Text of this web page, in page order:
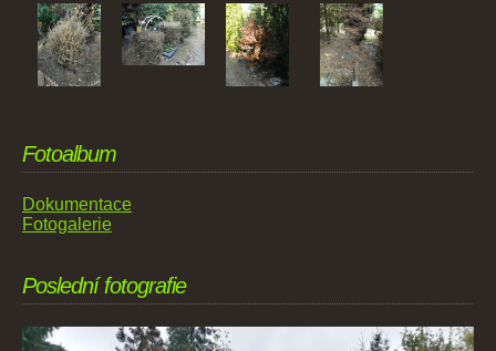
Fotoalbum
Dokumentace
Fotogalerie
Poslední fotografie